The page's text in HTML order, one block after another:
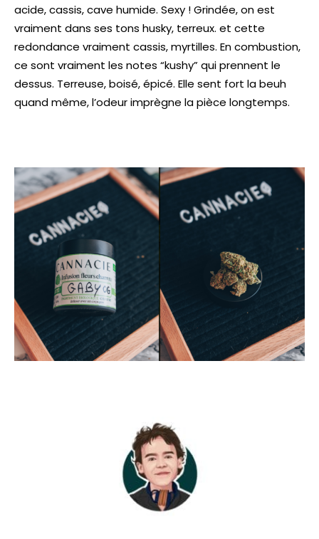
acide, cassis, cave humide. Sexy !Grindée, on est
vraiment dans ses tons husky, terreux. et cette
redondance vraiment cassis, myrtilles. En combustion,
ce sont vraiment les notes “kushy” qui prennent le
dessus. Terreuse, boisé, épicé. Elle sent fort la beuh
quand même, l’odeur imprègne la pièce longtemps.